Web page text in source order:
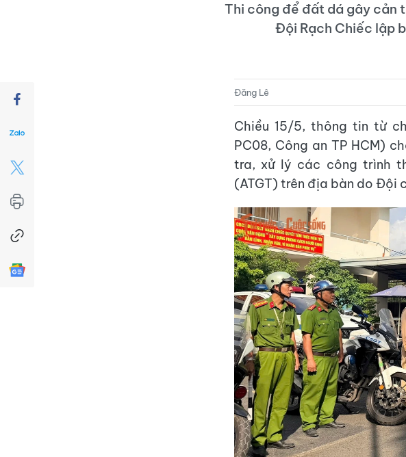
Thi công để đất dá gây cản
Đội Rạch Chiếc lập
Đăng Lê
Chiều 15/5, thông tin từ
PC08, Công an TP HCM)
tra, xử lý các công trình
(ATGT) trên địa bàn do Đội